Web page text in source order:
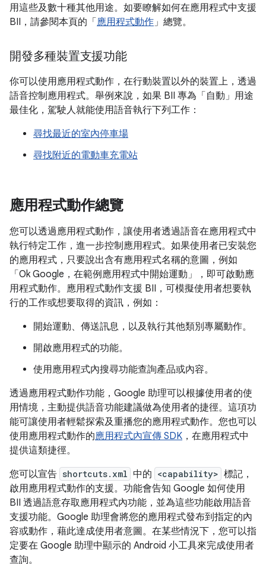
用這些及數十種其他用途。如要瞭解如何在應用程式中支援
BII，請參閱本頁的「 應用程式動作」總覽。
開發多種裝置支援功能
你可以使用應用程式動作，在行動裝置以外的裝置上，透過
語音控制應用程式。舉例來說，如果 BII 專為「自動」用途
最佳化，駕駛人就能使用語音執行下列工作：
尋找最近的室內停車場
尋找附近的電動車充電站
應用程式動作總覽
您可以透過應用程式動作，讓使用者透過語音在應用程式中
執行特定工作，進一步控制應用程式。如果使用者已安裝您
的應用程式，只要說出含有應用程式名稱的意圖，例如
「Ok Google，在範例應用程式中開始運動」
，即可啟動應
用程式動作。應用程式動作支援 BII，可模擬使用者想要執
行的工作或想要取得的資訊，例如：
開始運動、傳送訊息，以及執行其他類別專屬動作。
開啟應用程式的功能。
使用應用程式內搜尋功能查詢產品或內容。
透過應用程式動作功能，Google 助理可以根據使用者的使
用情境，主動提供語音功能建議做為使用者的捷徑。這項功
能可讓使用者輕鬆探索及重播您的應用程式動作。您也可以
使用應用程式動作的應用程式內宣傳 SDK ，在應用程式中
提供這類捷徑。
您可以宣告 shortcuts.xml 中的 <capability> 標記，
啟用應用程式動作的支援。功能會告知 Google 如何使用
BII 透過語意存取應用程式內功能，並為這些功能啟用語音
支援功能。Google 助理會將您的應用程式發布到指定的內
容或動作，藉此達成使用者意圖。在某些情況下，您可以指
定要在 Google 助理中顯示的 Android 小工具來完成使用者
查詢。